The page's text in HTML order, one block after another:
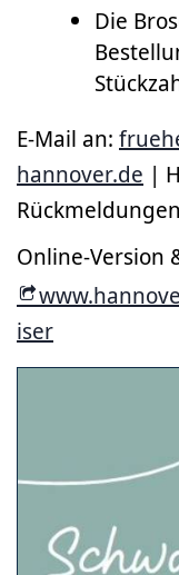
Die
E-Mail an:
hannover.de |
Online-Version
iser